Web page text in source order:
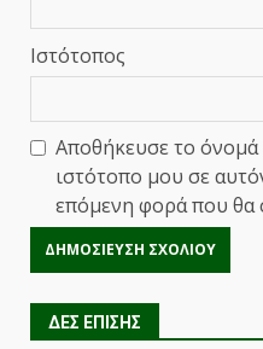
Ιστότοπος
Αποθήκευσε το όνομά
ιστότοπο μου σε
επόμενη φορά που θα
ΔΕΣ ΕΠΙΣΗΣ